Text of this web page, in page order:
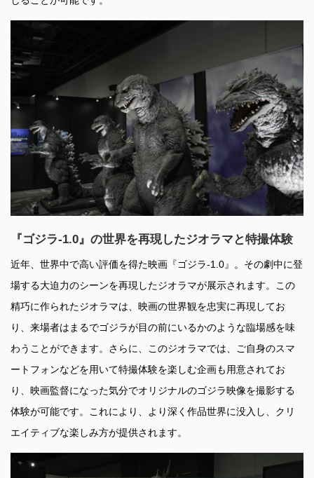
『ゴジラ-1.0』の世界を再現したジオラマと特撮体験
近年、世界中で高い評価を得た映画『ゴジラ-1.0』。その劇中に登
場する大迫力のシーンを再現したジオラマが展示されます。この
精巧に作られたジオラマは、映画の世界観を忠実に再現してお
り、来場者はまるでゴジラが目の前にいるかのような臨場感を味
わうことができます。さらに、このジオラマでは、ご自身のスマ
ートフォンなどを用いて特撮体験を楽しむ企画も用意されてお
り、映画監督になった気分でオリジナルのゴジラ映像を撮影する
体験が可能です。これにより、より深く作品世界に没入し、クリ
エイティブな楽しみ方が提供されます。